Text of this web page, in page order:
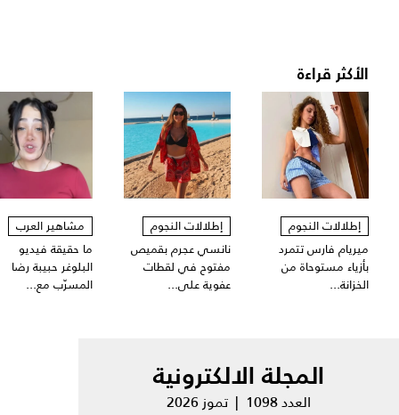
الأكثر قراءة
إطلالات النجوم
ميريام فارس تتمرد
بأزياء مستوحاة من
الخزانة...
إطلالات النجوم
نانسي عجرم بقميص
مفتوح في لقطات
عفوية على...
مشاهير العرب
ما حقيقة فيديو
البلوغر حبيبة رضا
المسرّب مع...
المجلة الالكترونية
العدد 1098 | تموز 2026